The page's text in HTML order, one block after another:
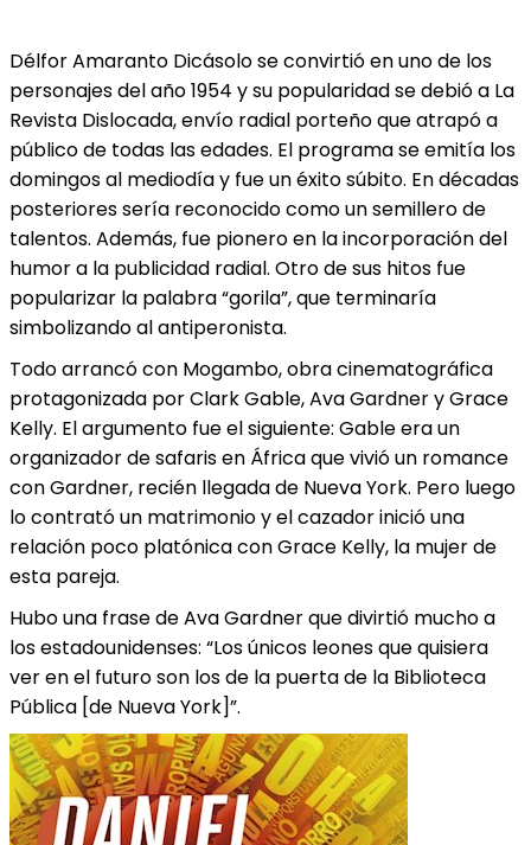
Délfor Amaranto Dicásolo se convirtió en uno de los
personajes del año 1954 y su popularidad se debió a La
Revista Dislocada, envío radial porteño que atrapó a
público de todas las edades. El programa se emitía los
domingos al mediodía y fue un éxito súbito. En décadas
posteriores sería reconocido como un semillero de
talentos. Además, fue pionero en la incorporación del
humor a la publicidad radial. Otro de sus hitos fue
popularizar la palabra “gorila”, que terminaría
simbolizando al antiperonista.
Todo arrancó con Mogambo, obra cinematográfica
protagonizada por Clark Gable, Ava Gardner y Grace
Kelly. El argumento fue el siguiente: Gable era un
organizador de safaris en África que vivió un romance
con Gardner, recién llegada de Nueva York. Pero luego
lo contrató un matrimonio y el cazador inició una
relación poco platónica con Grace Kelly, la mujer de
esta pareja.
Hubo una frase de Ava Gardner que divirtió mucho a
los estadounidenses: “Los únicos leones que quisiera
ver en el futuro son los de la puerta de la Biblioteca
Pública [de Nueva York]”.